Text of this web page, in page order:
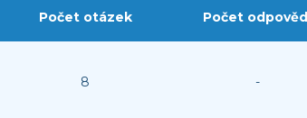
Počet otázek Počet
8 -